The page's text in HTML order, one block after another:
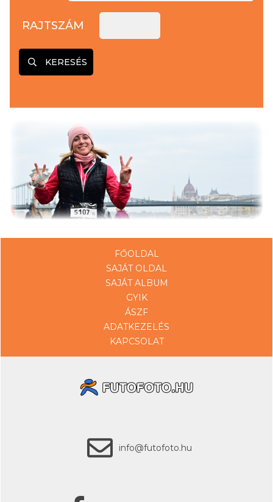
RAJTSZÁM
KERESÉS
FŐOLDAL
SAJÁT OLDAL
SAJÁT ALBUM
GYIK
ÁSZF
ADATKEZELÉS
KAPCSOLAT
info@futofoto.hu